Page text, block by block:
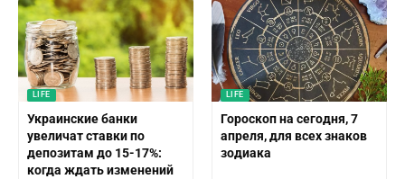
LIFE
Украинские банки
увеличат ставки по
депозитам до 15-17%:
когда ждать изменений
LIFE
Гороскоп на сегодня, 7
апреля, для всех знаков
зодиака